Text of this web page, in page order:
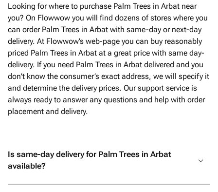
постоянно на связи, отвечала на все
вопросы и подарила мне полное
спокойствие и уверенность В итоге
всё было даже лучше, чем я могла
представить! Безумно вкусный торт,
роскошные шарики, красивая
упаковка, а самое трогательное - мою
открытку с пожеланиями аккуратно
переписали от руки. Папа был
счастлив, и для меня это самое
незабываемым. От всей души
рекомендую! Если вы хотите подарить
Looking for where to purchase Palm Trees in Arbat near
you? On Flowwow you will find dozens of stores where you
can order Palm Trees in Arbat with same-day or next-day
delivery. At Flowwow’s web-page you can buy reasonably
priced Palm Trees in Arbat at a great price with same day-
delivery. If you need Palm Trees in Arbat delivered and you
don't know the consumer’s exact address, we will specify it
and determine the delivery prices. Our support service is
always ready to answer any questions and help with order
placement and delivery.
Is same-day delivery for Palm Trees in Arbat
available?